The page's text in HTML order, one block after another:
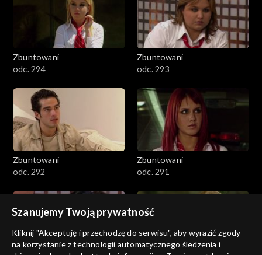
Zbuntowani
odc. 294
Zbuntowani
odc. 293
Zbuntowani
odc. 292
Zbuntowani
odc. 291
Szanujemy Twoją prywatność
Kliknij "Akceptuję i przechodzę do serwisu", aby wyrazić zgody
na korzystanie z technologii automatycznego śledzenia i